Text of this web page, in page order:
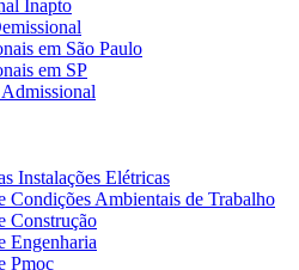
Inapto
em São Paulo
em SP
Instalações Elétricas
Condições Ambientais de Trabalho
Construção
Engenharia
Pmoc